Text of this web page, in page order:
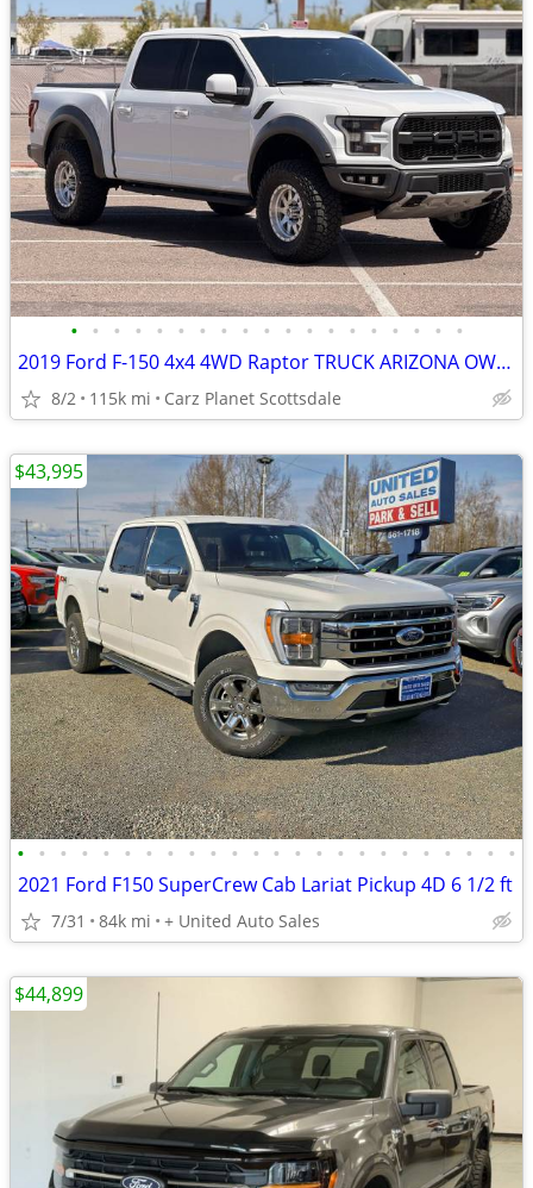
• • • • • • • • • • • • • • • • • • •
2019 Ford F-150 4x4 4WD Raptor TRUCK ARIZONA OWNED FORD RAPTOR F150 T
8/2 115k mi Carz Planet Scottsdale
• • • • • • • • • • • • • • • • • • • • • • • •
2021 Ford F150 SuperCrew Cab Lariat Pickup 4D 6 1/2 ft
7/31 84k mi + United Auto Sales
$43,995
$44,899